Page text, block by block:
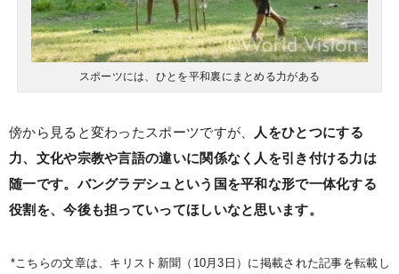
スポーツには、ひとを平和裏にまとめる力がある
傍から見ると変わったスポーツですが、
人をひとつにする
力、文化や宗教や言語の違いに関係なく人を引き付ける力は
随一です。バングラデシュという国を平和な形で一体化する
役割を、今後も担っていってほしいなと思います。
*こちらの文章は、キリスト新聞（10月3日）に掲載された記事を転載し